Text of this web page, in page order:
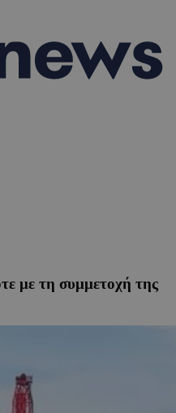
με τη συμμετοχή της